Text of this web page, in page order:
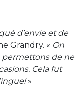
d’envie et de
Grandry. « On
permettons de ne
Cela fut
»